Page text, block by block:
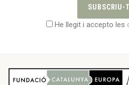
SUBSCRIU-
He llegit i accepto les